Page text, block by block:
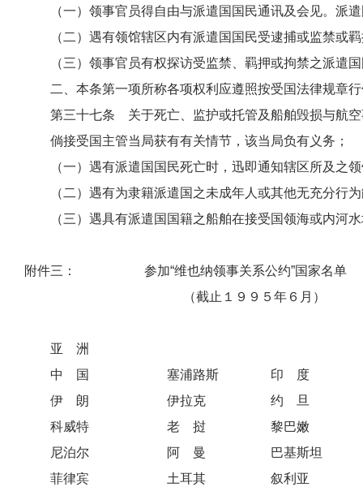
（一）领事官员得自由与派遣国国民通讯及会见。派遣
（二）遇有领馆辖区内有派遣国国民受逮捕或监禁或羁
（三）领事官员有权探访受监禁、羁押或拘禁之派遣国
二、本条第一项所称各项权利应遵照按受国法律规章行
第三十七条 关于死亡、监护或托管及船舶毁损与航空
倘接受国主管当局获有有关情节，该当局负有义务；
（一）遇有派遣国国民死亡时，迅即通知辖区所及之领
（二）遇有为隶籍派遣国之未成年人或其他无充分行为
（三）遇具有派遣国国籍之船舶在接受国领海或内河水
附件三： 参加“维也纳领事关系公约”国家名单
（截止１９９５年６月）
亚 洲
中 国 塞浦路斯 印 度
伊 朗 伊拉克 约 旦
科威特 老 挝 黎巴嫩
尼泊尔 阿 曼 巴基斯坦
菲律宾 土耳其 叙利亚